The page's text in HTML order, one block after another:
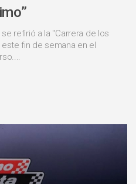
refirió a la "Carrera de los
fin de semana en el